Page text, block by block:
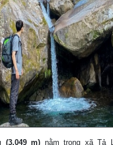
(3.049 m) nằm trong xã Tả